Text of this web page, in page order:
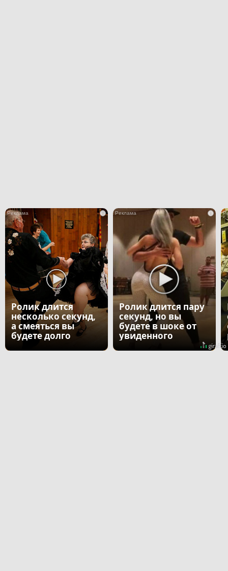
i
Ролик длится
несколько секунд,
а смеяться вы
будете долго
i
Ролик длится пару
секунд, но вы
будете в шоке от
увиденного